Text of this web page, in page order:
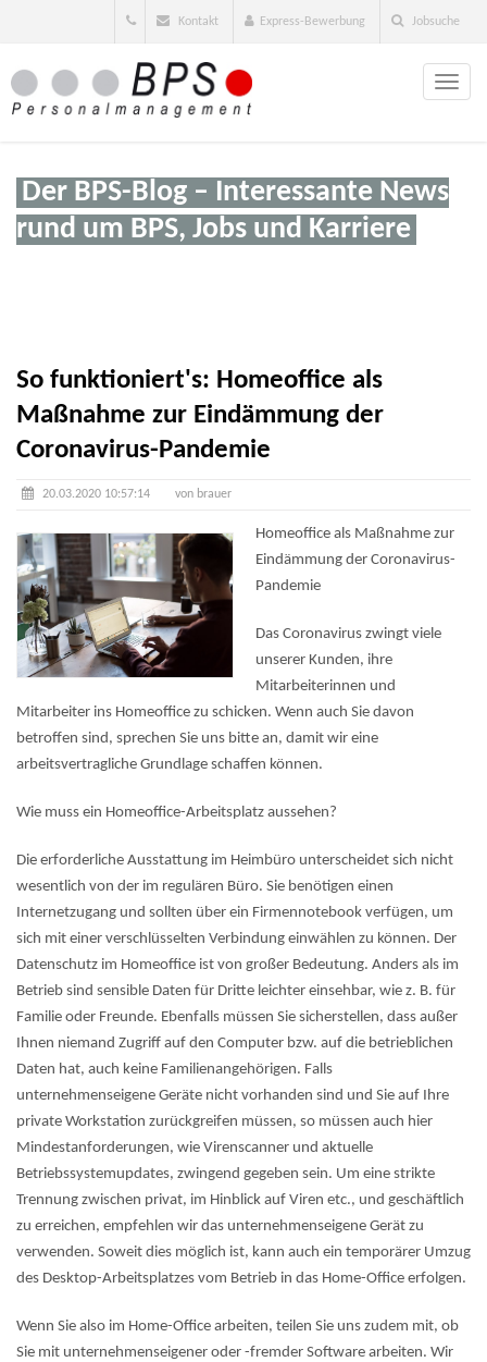
Kontakt Express-Bewerbung Jobsuche
Toggle
Der BPS-Blog – Interessante News
rund um BPS, Jobs und Karriere
So funktioniert's: Homeoffice als
Maßnahme zur Eindämmung der
Coronavirus-Pandemie
20.03.2020 10:57:14 von brauer
Homeoffice als Maßnahme zur
Eindämmung der Coronavirus-
Pandemie
Das Coronavirus zwingt viele
unserer Kunden, ihre
Mitarbeiterinnen und
Mitarbeiter ins Homeoffice zu schicken. Wenn auch Sie davon
betroffen sind, sprechen Sie uns bitte an, damit wir eine
arbeitsvertragliche Grundlage schaffen können.
Wie muss ein Homeoffice-Arbeitsplatz aussehen?
Die erforderliche Ausstattung im Heimbüro unterscheidet sich nicht
wesentlich von der im regulären Büro. Sie benötigen einen
Internetzugang und sollten über ein Firmennotebook verfügen, um
sich mit einer verschlüsselten Verbindung einwählen zu können. Der
Datenschutz im Homeoffice ist von großer Bedeutung. Anders als im
Betrieb sind sensible Daten für Dritte leichter einsehbar, wie z. B. für
Familie oder Freunde. Ebenfalls müssen Sie sicherstellen, dass außer
Ihnen niemand Zugriff auf den Computer bzw. auf die betrieblichen
Daten hat, auch keine Familienangehörigen. Falls
unternehmenseigene Geräte nicht vorhanden sind und Sie auf Ihre
private Workstation zurückgreifen müssen, so müssen auch hier
Mindestanforderungen, wie Virenscanner und aktuelle
Betriebssystemupdates, zwingend gegeben sein. Um eine strikte
Trennung zwischen privat, im Hinblick auf Viren etc., und geschäftlich
zu erreichen, empfehlen wir das unternehmenseigene Gerät zu
verwenden. Soweit dies möglich ist, kann auch ein temporärer Umzug
des Desktop-Arbeitsplatzes vom Betrieb in das Home-Office erfolgen.
Wenn Sie also im Home-Office arbeiten, teilen Sie uns zudem mit, ob
Sie mit unternehmenseigener oder -fremder Software arbeiten. Wir